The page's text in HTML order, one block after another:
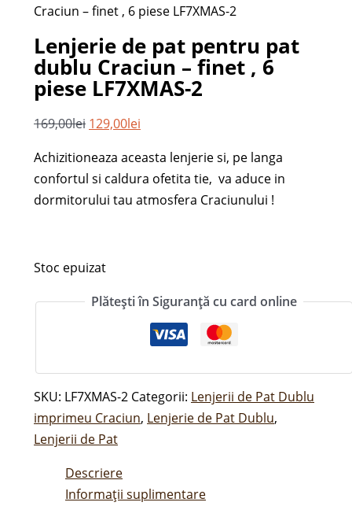
Craciun – finet , 6 piese LF7XMAS-2
Lenjerie de pat pentru pat
dublu Craciun – finet , 6
piese LF7XMAS-2
169,00lei 129,00lei
Achizitioneaza aceasta lenjerie si, pe langa
confortul si caldura ofetita tie, va aduce in
dormitorului tau atmosfera Craciunului !
Stoc epuizat
Plătești în Siguranță cu card online
SKU: LF7XMAS-2 Categorii: Lenjerii de Pat Dublu
imprimeu Craciun, Lenjerie de Pat Dublu,
Lenjerii de Pat
Descriere
Informații suplimentare